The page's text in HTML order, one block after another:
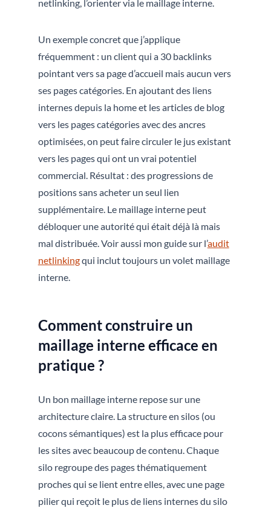
netlinking, l’orienter via le maillage interne.
Un exemple concret que j’applique
fréquemment : un client qui a 30 backlinks
pointant vers sa page d’accueil mais aucun vers
ses pages catégories. En ajoutant des liens
internes depuis la home et les articles de blog
vers les pages catégories avec des ancres
optimisées, on peut faire circuler le jus existant
vers les pages qui ont un vrai potentiel
commercial. Résultat : des progressions de
positions sans acheter un seul lien
supplémentaire. Le maillage interne peut
débloquer une autorité qui était déjà là mais
mal distribuée. Voir aussi mon guide sur l’audit
netlinkingqui inclut toujours un volet maillage
interne.
Comment construire un
maillage interne efficace en
pratique ?
Un bon maillage interne repose sur une
architecture claire. La structure en silos (ou
cocons sémantiques) est la plus efficace pour
les sites avec beaucoup de contenu. Chaque
silo regroupe des pages thématiquement
proches qui se lient entre elles, avec une page
pilier qui reçoit le plus de liens internes du silo